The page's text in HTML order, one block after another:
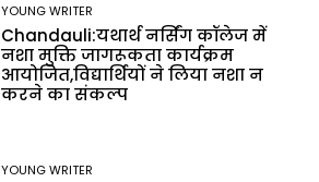
YOUNG WRITER
Chandauli:यथार्थ नर्सिंग कॉलेज में
नशा मुक्ति जागरूकता कार्यक्रम
आयोजित,विद्यार्थियों ने लिया नशा न
करने का संकल्प
YOUNG WRITER